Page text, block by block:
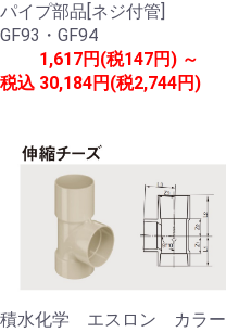
パイプ部品[ネジ付管]
GF93・GF94
税込
1,617円(税147円) ～
30,184円(税2,744円)
積水化学 エスロン カラー